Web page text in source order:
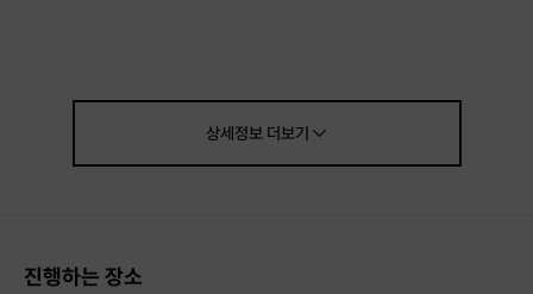
해 진정한 마리아쥬(mariage)를 느낄 수 있습니다.
면서 느슨하면서도 따듯한 공감을 공유하게 됩니다.
상세정보더보기
진행하는 장소